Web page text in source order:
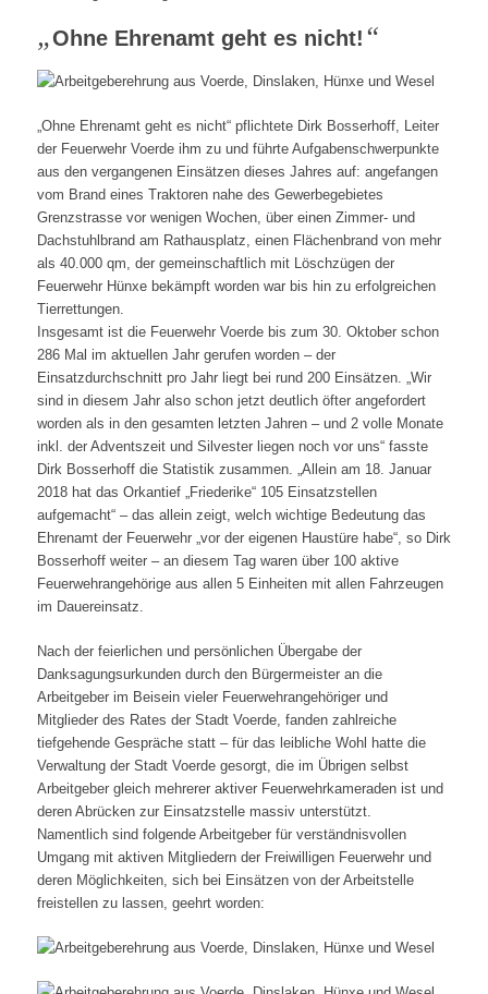
„Ohne Ehrenamt geht es nicht! “
„Ohne Ehrenamt geht es nicht“ pflichtete Dirk Bosserhoff, Leiter
der Feuerwehr Voerde ihm zu und führte Aufgabenschwerpunkte
aus den vergangenen Einsätzen dieses Jahres auf: angefangen
vom Brand eines Traktoren nahe des Gewerbegebietes
Grenzstrasse vor wenigen Wochen, über einen Zimmer- und
Dachstuhlbrand am Rathausplatz, einen Flächenbrand von mehr
als 40.000 qm, der gemeinschaftlich mit Löschzügen der
Feuerwehr Hünxe bekämpft worden war bis hin zu erfolgreichen
Tierrettungen.
Insgesamt ist die Feuerwehr Voerde bis zum 30. Oktober schon
286 Mal im aktuellen Jahr gerufen worden – der
Einsatzdurchschnitt pro Jahr liegt bei rund 200 Einsätzen. „Wir
sind in diesem Jahr also schon jetzt deutlich öfter angefordert
worden als in den gesamten letzten Jahren – und 2 volle Monate
inkl. der Adventszeit und Silvester liegen noch vor uns“ fasste
Dirk Bosserhoff die Statistik zusammen. „Allein am 18. Januar
2018 hat das Orkantief „Friederike“ 105 Einsatzstellen
aufgemacht“ – das allein zeigt, welch wichtige Bedeutung das
Ehrenamt der Feuerwehr „vor der eigenen Haustüre habe“, so Dirk
Bosserhoff weiter – an diesem Tag waren über 100 aktive
Feuerwehrangehörige aus allen 5 Einheiten mit allen Fahrzeugen
im Dauereinsatz.
Nach der feierlichen und persönlichen Übergabe der
Danksagungsurkunden durch den Bürgermeister an die
Arbeitgeber im Beisein vieler Feuerwehrangehöriger und
Mitglieder des Rates der Stadt Voerde, fanden zahlreiche
tiefgehende Gespräche statt – für das leibliche Wohl hatte die
Verwaltung der Stadt Voerde gesorgt, die im Übrigen selbst
Arbeitgeber gleich mehrerer aktiver Feuerwehrkameraden ist und
deren Abrücken zur Einsatzstelle massiv unterstützt.
Namentlich sind folgende Arbeitgeber für verständnisvollen
Umgang mit aktiven Mitgliedern der Freiwilligen Feuerwehr und
deren Möglichkeiten, sich bei Einsätzen von der Arbeitstelle
freistellen zu lassen, geehrt worden: